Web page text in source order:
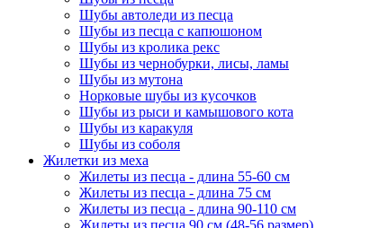
Шубы автоледи из песца
Шубы из песца с капюшоном
Шубы из кролика рекс
Шубы из чернобурки, лисы, ламы
Шубы из мутона
Норковые шубы из кусочков
Шубы из рыси и камышового кота
Шубы из каракуля
Шубы из соболя
Жилетки из меха
Жилеты из песца - длина 55-60 см
Жилеты из песца - длина 75 см
Жилеты из песца - длина 90-110 см
Жилеты из песца 90 см (48-56 размер)